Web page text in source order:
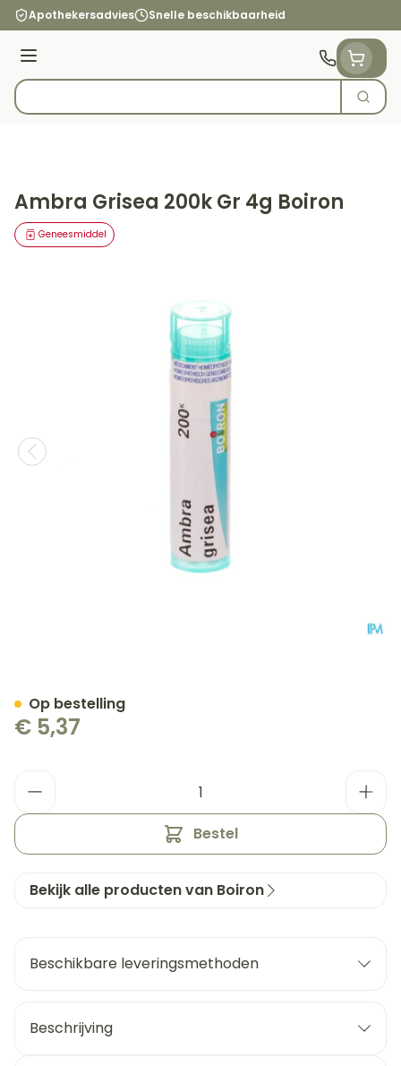
Ga naar de inhoud
Apothekersadvies Snelle beschikbaarheid
Menu
Product, merk, categorie...
Zoek
Ambra Grisea 200k Gr 4g Boiron
Geneesmiddel
€ 5,37
Bestel
Op bestelling
Bekijk alle producten van Boiron
Beschikbare leveringsmethoden
Beschrijving